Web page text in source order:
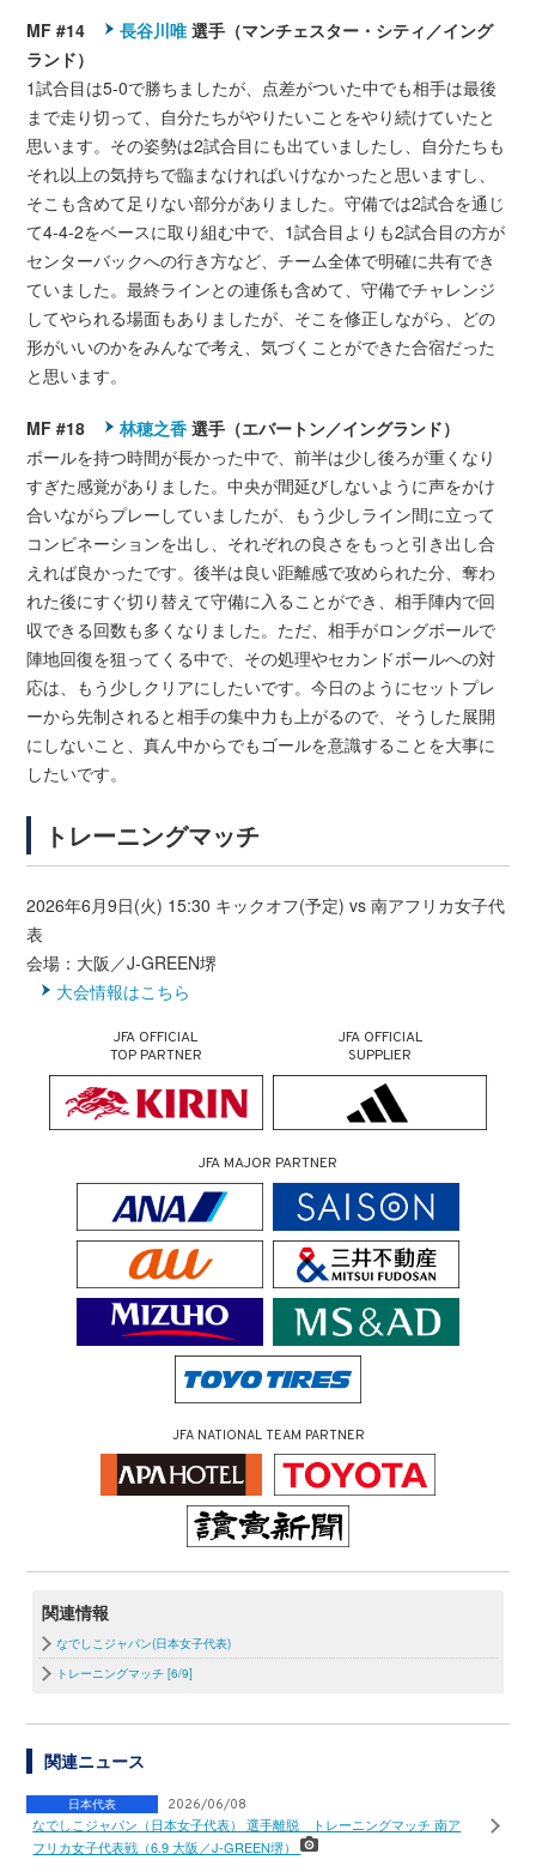
MF #14 長谷川唯 選手（マンチェスター・シティ／イング
ランド）
1試合目は5-0で勝ちましたが、点差がついた中でも相手は最後
まで走り切って、自分たちがやりたいことをやり続けていたと
思います。その姿勢は2試合目にも出ていましたし、自分たちも
それ以上の気持ちで臨まなければいけなかったと思いますし、
そこも含めて足りない部分がありました。守備では2試合を通じ
て4-4-2をベースに取り組む中で、1試合目よりも2試合目の方が
センターバックへの行き方など、チーム全体で明確に共有でき
ていました。最終ラインとの連係も含めて、守備でチャレンジ
してやられる場面もありましたが、そこを修正しながら、どの
形がいいのかをみんなで考え、気づくことができた合宿だった
と思います。
MF #18 林穂之香 選手（エバートン／イングランド）
ボールを持つ時間が長かった中で、前半は少し後ろが重くなり
すぎた感覚がありました。中央が間延びしないように声をかけ
合いながらプレーしていましたが、もう少しライン間に立って
コンビネーションを出し、それぞれの良さをもっと引き出し合
えれば良かったです。後半は良い距離感で攻められた分、奪わ
れた後にすぐ切り替えて守備に入ることができ、相手陣内で回
収できる回数も多くなりました。ただ、相手がロングボールで
陣地回復を狙ってくる中で、その処理やセカンドボールへの対
応は、もう少しクリアにしたいです。今日のようにセットプレ
ーから先制されると相手の集中力も上がるので、そうした展開
にしないこと、真ん中からでもゴールを意識することを大事に
したいです。
トレーニングマッチ
2026年6月9日(火) 15:30 キックオフ(予定) vs 南アフリカ女子代
表
会場：大阪／J-GREEN堺
大会情報はこちら
JFA OFFICIAL
TOP PARTNER
JFA OFFICIAL
SUPPLIER
JFA MAJOR PARTNER
JFA NATIONAL TEAM PARTNER
関連情報
なでしこジャパン(日本女子代表)
トレーニングマッチ [6/9]
関連ニュース
日本代表 2026/06/08
なでしこジャパン（日本女子代表） 選手離脱 トレーニングマッチ 南ア
フリカ女子代表戦（6.9 大阪／J-GREEN堺）